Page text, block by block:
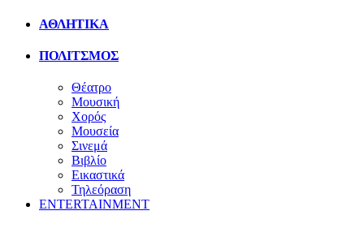
ΑΘΛΗΤΙΚΑ
ΠΟΛΙΤΣΜΟΣ
Θέατρο
Μουσική
Χορός
Μουσεία
Σινεμά
Βιβλίο
Εικαστικά
Τηλεόραση
ENTERTAINMENT